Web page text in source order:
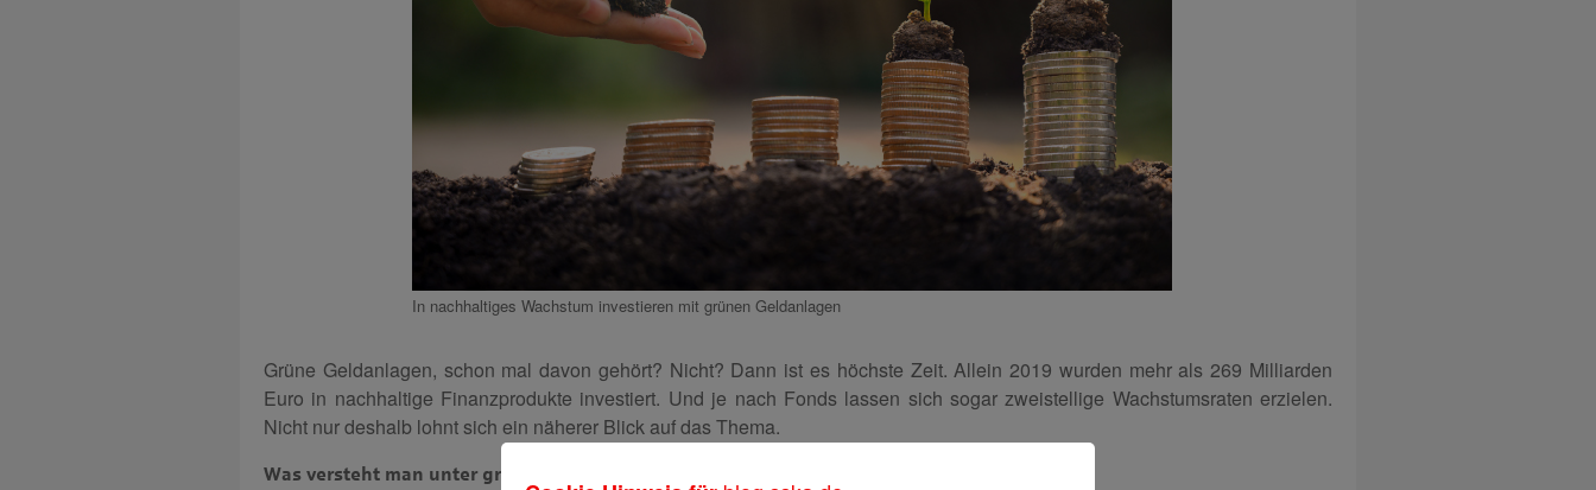
In nachhaltiges Wachstum investieren mit grünen Geldanlagen
Grüne Geldanlagen, schon mal davon gehört? Nicht? Dann ist es höchste Zeit. Allein 2019 wurden mehr als 269 Milliarden
Euro in nachhaltige Finanzprodukte investiert. Und je nach Fonds lassen sich sogar zweistellige Wachstumsraten erzielen.
Nicht nur deshalb lohnt sich ein näherer Blick auf das Thema.
Was versteht man unter grünen Geldanlagen?